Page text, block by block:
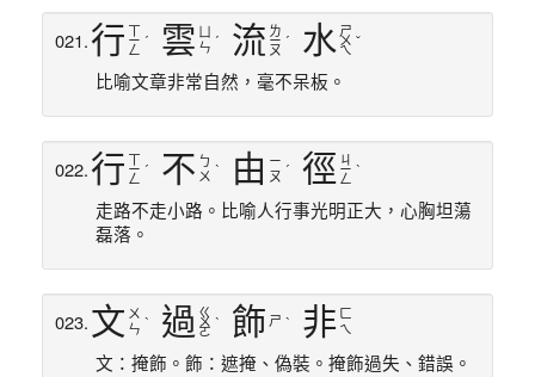
後台
登入
登入
021.行 ㄧ
ㄥ
ˊ 雲 ㄣ ˊ 流 ㄌ
ㄧ
ㄡ
ˊ 水 ㄕ
ㄨ
ㄟ
ˇ
比喻文章非常自然，毫不呆板。
022.行 ㄧ
ㄥ
ˊ 不 ㄅ
ㄨ ˋ 由 ㄧ
ㄡ ˊ 徑 ㄐ
ㄧ
ㄥ
ˋ
走路不走小路。比喻人行事光明正大，心胸坦蕩
磊落。
023.文 ㄨ
ㄣ ˋ 過 ㄍ
ㄨ
ㄛ
ˋ 飾 ㄕ ˋ 非 ㄈ
ㄟ
文：掩飾。飾：遮掩、偽裝。掩飾過失、錯誤。